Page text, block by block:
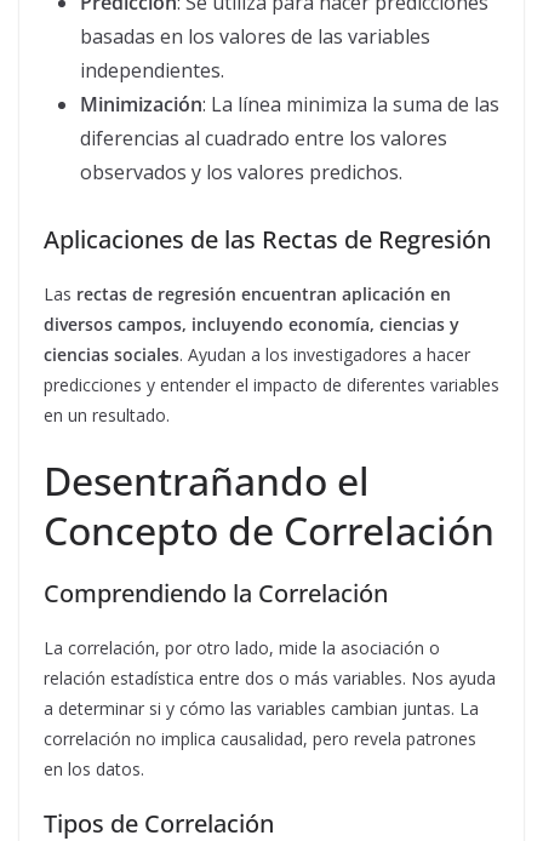
basadas en los valores de las variables
independientes.
Minimización: La línea minimiza la suma de las
diferencias al cuadrado entre los valores
observados y los valores predichos.
Aplicaciones de las Rectas de Regresión
Las rectas de regresión encuentran aplicación en
diversos campos, incluyendo economía, ciencias y
ciencias sociales. Ayudan a los investigadores a hacer
predicciones y entender el impacto de diferentes variables
en un resultado.
Desentrañando el
Concepto de Correlación
Comprendiendo la Correlación
La correlación, por otro lado, mide la asociación o
relación estadística entre dos o más variables. Nos ayuda
a determinar si y cómo las variables cambian juntas. La
correlación no implica causalidad, pero revela patrones
en los datos.
Tipos de Correlación